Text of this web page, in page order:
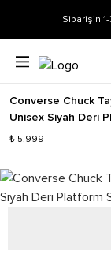
Siparişin 1-3 iş
Converse Chuck
Unisex Siyah Deri
₺ 5.999